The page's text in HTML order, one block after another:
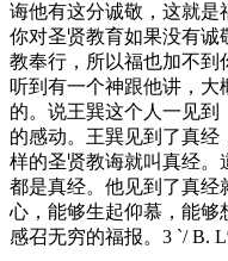
诲他有这分诚敬，这就是
你对圣贤教育如果没有诚
教奉行，所以福也加不到
听到有一个神跟他讲，
的。说王巽这个人一见
的感动。王巽见到了真
样的圣贤教诲就叫真经。
都是真经。他见到了真经
心，能够生起仰慕，能够
感召无穷的福报。 3 `/ B.